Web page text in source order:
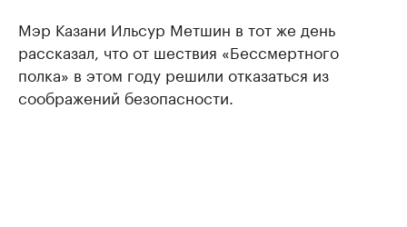
Мэр Казани Ильсур Метшин в тот же день
рассказал, что от шествия «Бессмертного
полка» в этом году решили отказаться из
соображений безопасности.